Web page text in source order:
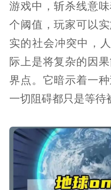
游戏中，斩杀线意
个阈值，玩家可以
实的社会冲突中，
际上是将复杂的因
界点。它暗示着一
一切阻碍都只是等待